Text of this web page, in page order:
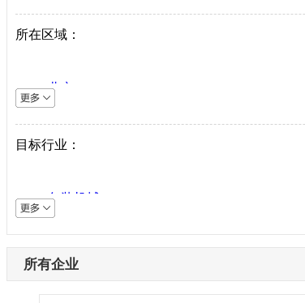
机床设备
直驱驱动器
工业机器人
伺服电机
中低压变频器
工业以太网
激光设备
其他机械设备
机器视觉
所在区域：
北京
上海
天津
山西
内蒙古
辽宁
吉林
目标行业：
包装机械
采矿机械
电子制造
纺织机械
供水处理
所有企业